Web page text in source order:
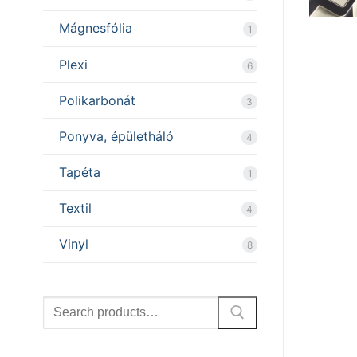
Mágnesfólia 1
Plexi 6
Polikarbonát 3
Ponyva, épületháló 4
Tapéta 1
Textil 4
Vinyl 8
Search
for: